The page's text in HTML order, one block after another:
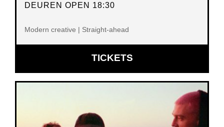
DEUREN OPEN 18:30
Modern creative | Straight-ahead
TICKETSOPENT
IN
VENSTER